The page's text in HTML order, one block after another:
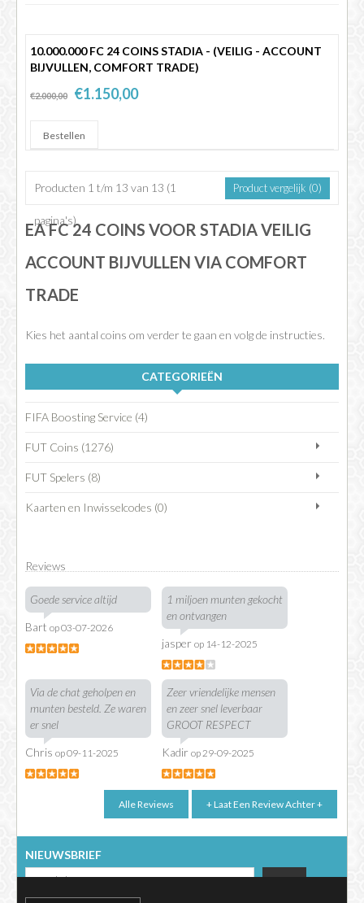
10.000.000 FC 24 COINS STADIA - (VEILIG - ACCOUNT
BIJVULLEN, COMFORT TRADE)
€2.000,00 €1.150,00
Producten 1 t/m 13 van 13 (1
pagina's)
Product vergelijk (0)
EA FC 24 COINS VOOR STADIA VEILIG
ACCOUNT BIJVULLEN VIA COMFORT
TRADE
Kies het aantal coins om verder te gaan en volg de instructies.
CATEGORIEËN
FIFA Boosting Service (4)
FUT Coins (1276)
FUT Spelers (8)
Kaarten en Inwisselcodes (0)
Reviews
Goede service altijd
Bart op 03-07-2026
1 miljoen munten gekocht
en ontvangen
jasper op 14-12-2025
Via de chat geholpen en
munten besteld. Ze waren
er snel
Chris op 09-11-2025
Zeer vriendelijke mensen
en zeer snel leverbaar
GROOT RESPECT
Kadir op 29-09-2025
NIEUWSBRIEF